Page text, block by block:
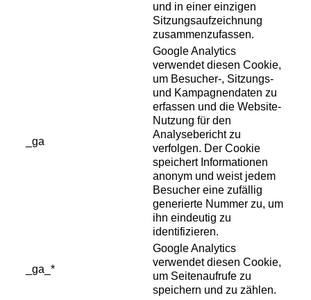
und in einer einzigen
Sitzungsaufzeichnung
zusammenzufassen.
_ga
Google Analytics
verwendet diesen Cookie,
um Besucher-, Sitzungs-
und Kampagnendaten zu
erfassen und die Website-
Nutzung für den
Analysebericht zu
verfolgen. Der Cookie
speichert Informationen
anonym und weist jedem
Besucher eine zufällig
generierte Nummer zu, um
ihn eindeutig zu
identifizieren.
_ga_*
Google Analytics
verwendet diesen Cookie,
um Seitenaufrufe zu
speichern und zu zählen.